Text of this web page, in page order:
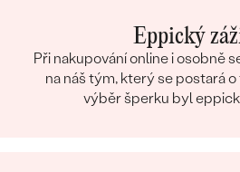
Eppický
Při nakupování online i osobně
na náš tým, který se postará
výběr šperku byl